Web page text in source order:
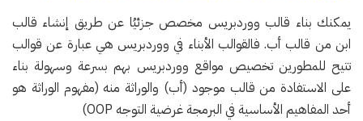
يمكنك بناء قالب ووردبريس مخصص جزئيُا عن طريق إنشاء قالب
ابن من قالب أب. فالقوالب الأبناء في ووردبريس هي عبارة عن قوالب
تتيح للمطورين تخصيص مواقع ووردبريس بهم بسرعة وسهولة بناء
على الاستفادة من قالب موجود (أب) والوراثة منه (مفهوم الوراثة هو
أحد المفاهيم الأساسية في البرمجة غرضية التوجه OOP)